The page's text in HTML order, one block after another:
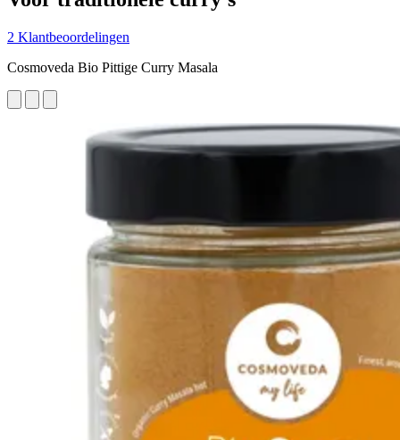
2 Klantbeoordelingen
Cosmoveda Bio Pittige Curry Masala